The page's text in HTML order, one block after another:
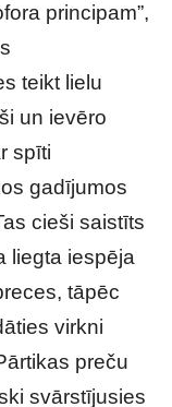
principam”,
teikt lielu
un ievēro
spīti
gadījumos
cieši saistīts
liegta iespēja
tāpēc
virkni
preču
svārstījusies